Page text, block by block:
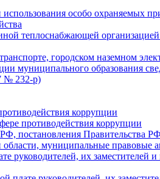
особо охраняемых
теплоснабжающей организацией
городском наземном
муниципального образования
№ 232-р)
коррупции
противодействия коррупции
постановления Правительства РФ
муниципальные правовые
руководителей, их